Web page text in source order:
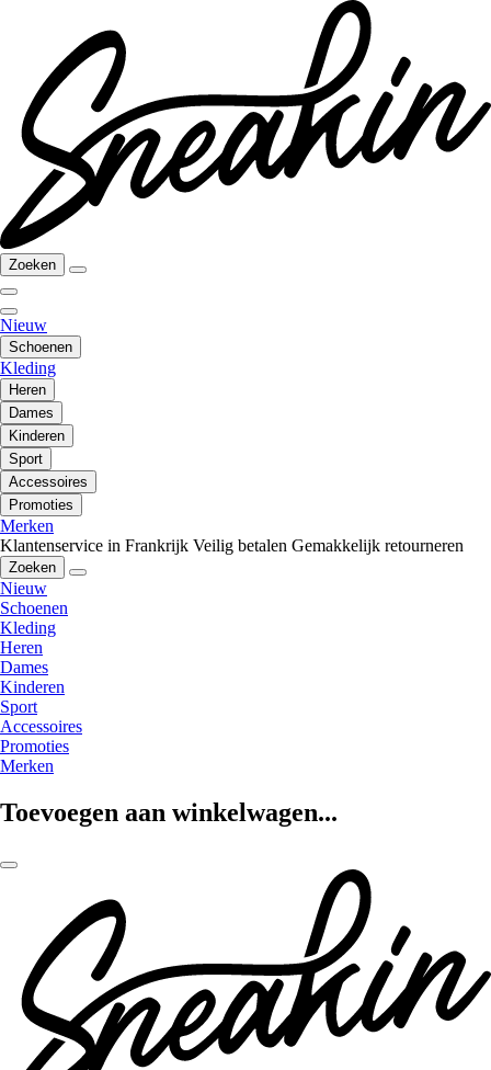
Zoeken
Nieuw
Schoenen
Kleding
Heren
Dames
Kinderen
Sport
Accessoires
Promoties
Merken
Klantenservice in Frankrijk Veilig betalen Gemakkelijk retourneren
Zoeken
Nieuw
Schoenen
Kleding
Heren
Dames
Kinderen
Sport
Accessoires
Promoties
Merken
Toevoegen aan winkelwagen...